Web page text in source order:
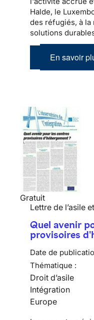
Halde, le
des réfugiés, à
solutions
En savoir
Gratuit
Lettre de l’asile
Quel avenir
provisoires
Date de
Thématique :
Droit d’asile
Intégration
Europe